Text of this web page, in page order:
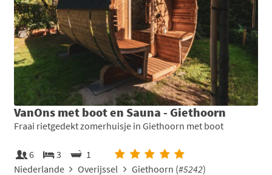
VanOns met boot en Sauna - Giethoorn
Fraai rietgedekt zomerhuisje in Giethoorn met boot
6 3
1
Niederlande
Overijssel Giethoorn (#5242)